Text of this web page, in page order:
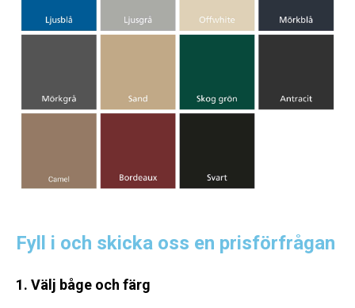
Fyll i och skicka oss en prisförfrågan
1. Välj båge och färg